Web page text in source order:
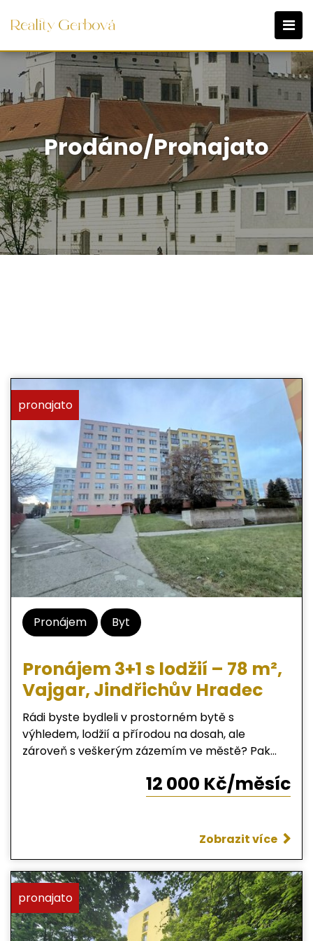
Prodáno/Pronajato
pronajato
Pronájem Byt
Pronájem 3+1 s lodžií – 78 m²,
Vajgar, Jindřichův Hradec
Rádi byste bydleli v prostorném bytě s
výhledem, lodžií a přírodou na dosah, ale
zároveň s veškerým zázemím ve městě? Pak
v 7. patře udržovaného panelového domu s
uspořádání – všechny pokoje jsou neprůchozí,
spolubydlení. Součástí bytu je: - nové zděné
jádro, moderní koupelna a samostatné WC, -
kuchyňská linka se sporákem a troubou, - velká
vestavěná skříň na chodbě, - lodžie s příjemným
výhledem, - sklepní kóje v přízemí. Byt se
12 000 Kč/měsíc
Zobrazit více
pronajato